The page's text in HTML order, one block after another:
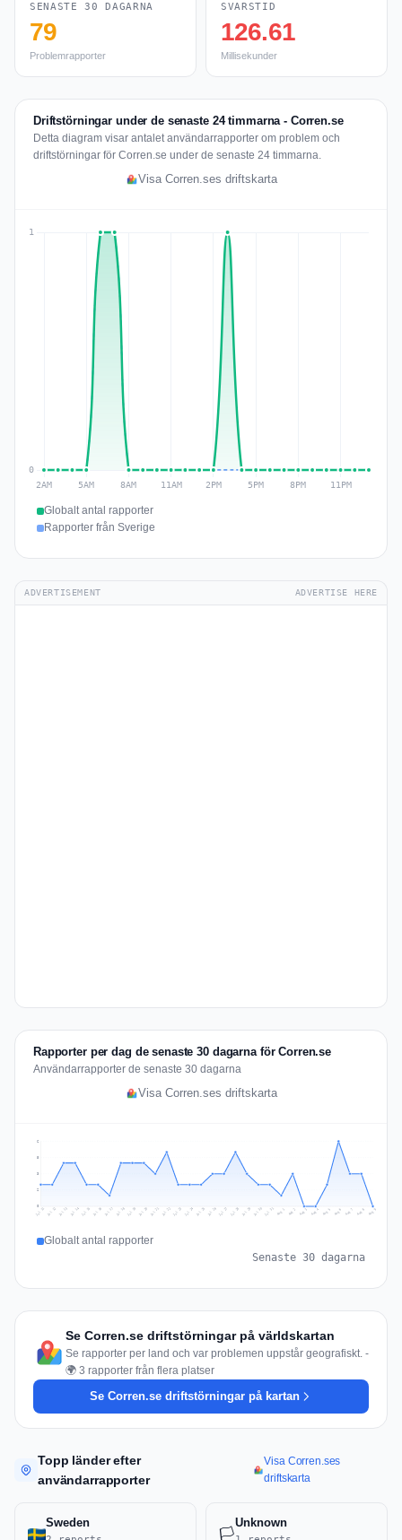
SENASTE 30 DAGARNA
79
Problemrapporter
SVARSTID
126.61
Millisekunder
Driftstörningar under de senaste 24 timmarna - Corren.se
Detta diagram visar antalet användarrapporter om problem och
driftstörningar för Corren.se under de senaste 24 timmarna.
Visa Corren.ses driftskarta
Globalt antal rapporter
Rapporter från Sverige
ADVERTISEMENT ADVERTISE HERE
Rapporter per dag de senaste 30 dagarna för Corren.se
Användarrapporter de senaste 30 dagarna
Visa Corren.ses driftskarta
2
3
5
6
Jul 11 Jul 12 Jul 13 Jul 14 Jul 15 Jul 16 Jul 17 Jul 18 Jul 19 Jul 20 Jul 21 Jul 22 Jul 23 Jul 24 Jul 25 Jul 26 Jul 27 Jul 28 Jul 29 Jul 30 Jul 31 Aug 1 Aug 2 Aug 3 Aug 4 Aug 5 Aug 6 Aug 7 Aug 8 Aug 9
Globalt antal rapporter
Senaste 30 dagarna
Se Corren.se driftstörningar på världskartan
Se rapporter per land och var problemen uppstår geografiskt. -
🌍 3 rapporter från flera platser
Se Corren.se driftstörningar på kartan
Topp länder efter
användarrapporter
Visa Corren.ses
driftskarta
Sweden
🏳️
Unknown